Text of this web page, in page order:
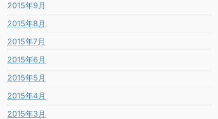
2015年9月
2015年8月
2015年7月
2015年6月
2015年5月
2015年4月
2015年3月